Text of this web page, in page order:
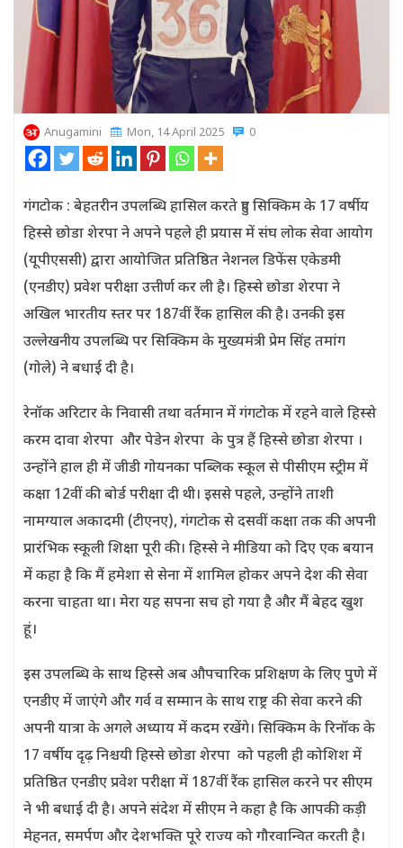
Anugamini Mon, 14 April 2025 0
गंगटोक : बेहतरीन उपलब्धि हासिल करते हुए सिक्किम के 17 वर्षीय
हिस्से छोडा शेरपा ने अपने पहले ही प्रयास में संघ लोक सेवा आयोग
(यूपीएससी) द्वारा आयोजित प्रतिष्ठित नेशनल डिफेंस एकेडमी
(एनडीए) प्रवेश परीक्षा उत्तीर्ण कर ली है। हिस्से छोडा शेरपा ने
अखिल भारतीय स्तर पर 187वीं रैंक हासिल की है। उनकी इस
उल्लेखनीय उपलब्धि पर सिक्किम के मुख्यमंत्री प्रेम सिंह तमांग
(गोले) ने बधाई दी है।
रेनॉक अरिटार के निवासी तथा वर्तमान में गंगटोक में रहने वाले हिस्से
करम दावा शेरपा और पेडेन शेरपा के पुत्र हैं हिस्से छोडा शेरपा ।
उन्होंने हाल ही में जीडी गोयनका पब्लिक स्कूल से पीसीएम स्ट्रीम में
कक्षा 12वीं की बोर्ड परीक्षा दी थी। इससे पहले, उन्होंने ताशी
नामग्याल अकादमी (टीएनए), गंगटोक से दसवीं कक्षा तक की अपनी
प्रारंभिक स्कूली शिक्षा पूरी की। हिस्से ने मीडिया को दिए एक बयान
में कहा है कि मैं हमेशा से सेना में शामिल होकर अपने देश की सेवा
करना चाहता था। मेरा यह सपना सच हो गया है और मैं बेहद खुश
हूं।
इस उपलब्धि के साथ हिस्से अब औपचारिक प्रशिक्षण के लिए पुणे में
एनडीए में जाएंगे और गर्व व सम्मान के साथ राष्ट्र की सेवा करने की
अपनी यात्रा के अगले अध्याय में कदम रखेंगे। सिक्किम के रिनॉक के
17 वर्षीय दृढ़ निश्चयी हिस्से छोडा शेरपा को पहली ही कोशिश में
प्रतिष्ठित एनडीए प्रवेश परीक्षा में 187वीं रैंक हासिल करने पर सीएम
ने भी बधाई दी है। अपने संदेश में सीएम ने कहा है कि आपकी कड़ी
मेहनत, समर्पण और देशभक्ति पूरे राज्य को गौरवान्वित करती है।